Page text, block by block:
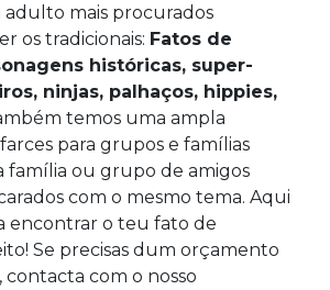
adulto mais procurados
os tradicionais: Fatos de
históricas, super-
ninjas, palhaços, hippies,
temos uma ampla
para grupos e famílias
família ou grupo de amigos
com o mesmo tema. Aqui
encontrar o teu fato de
Se precisas dum orçamento
contacta com o nosso